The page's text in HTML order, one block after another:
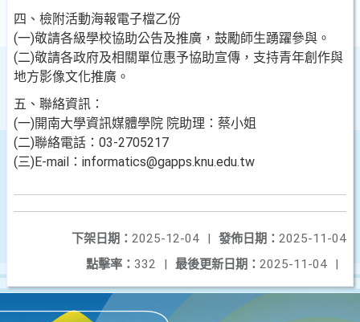
四、檢附活動海報電子檔乙份
(一)敬請各級學校協助公告及推廣，鼓勵師生踴躍參與。
(二)敬請各政府及相關單位惠予協助宣傳，支持青年創作與
地方影像文化推廣。
五、聯絡資訊：
(一)開南大學資訊媒體學院 院助理：蔡小姐
(二)聯絡電話：03-2705217
(三)E-mail：informatics@gapps.knu.edu.tw
發佈日期： 2025-11-04
下架日期： 2025-12-04
|
最後更新日期： 2025-11-04 |
點擊率： 332 |